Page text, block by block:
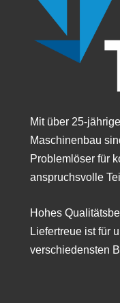
Mit über 25-
Maschinenbau
Problemlöser für
anspruchsvolle
Hohes
Liefertreue ist für
verschiedensten